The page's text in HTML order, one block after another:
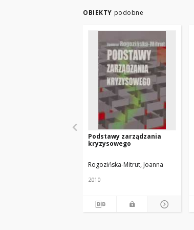
OBIEKTY podobne
Podstawy zarządzania
kryzysowego
Rogozińska-Mitrut, Joanna
2010